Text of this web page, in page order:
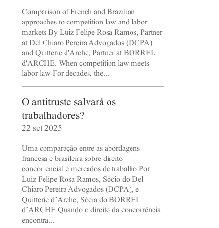
Comparison of French and Brazilian
approaches to competition law and labor
markets By Luiz Felipe Rosa Ramos, Partner
at Del Chiaro Pereira Advogados (DCPA),
and Quitterie d'Arche, Partner at BORREL
d'ARCHE. When competition law meets
labor law For decades, the...
O antitruste salvará os
trabalhadores?
22 set 2025
Uma comparação entre as abordagens
francesa e brasileira sobre direito
concorrencial e mercados de trabalho Por
Luiz Felipe Rosa Ramos, Sócio do Del
Chiaro Pereira Advogados (DCPA), e
Quitterie d’Arche, Sócia do BORREL
d’ARCHE Quando o direito da concorrência
encontra...